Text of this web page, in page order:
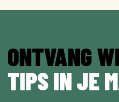
ONTVANG
TIPS IN JE